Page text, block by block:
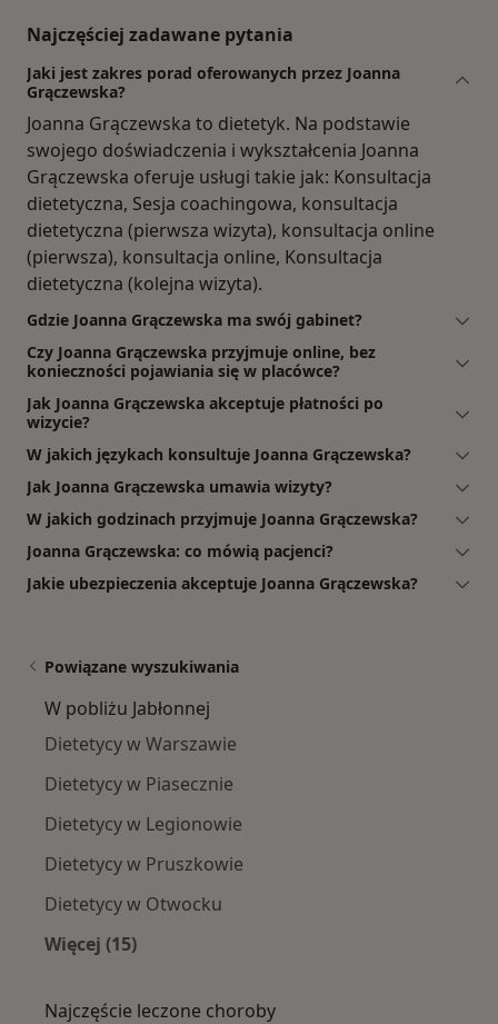
Najczęściej zadawane pytania
Jaki jest zakres porad oferowanych przez Joanna
Grączewska?
Joanna Grączewska to dietetyk. Na podstawie
swojego doświadczenia i wykształcenia Joanna
Grączewska oferuje usługi takie jak: Konsultacja
dietetyczna, Sesja coachingowa, konsultacja
dietetyczna (pierwsza wizyta), konsultacja online
(pierwsza), konsultacja online, Konsultacja
dietetyczna (kolejna wizyta).
Gdzie Joanna Grączewska ma swój gabinet?
Czy Joanna Grączewska przyjmuje online, bez
konieczności pojawiania się w placówce?
Jak Joanna Grączewska akceptuje płatności po
wizycie?
W jakich językach konsultuje Joanna Grączewska?
Jak Joanna Grączewska umawia wizyty?
W jakich godzinach przyjmuje Joanna Grączewska?
Joanna Grączewska: co mówią pacjenci?
Jakie ubezpieczenia akceptuje Joanna Grączewska?
Powiązane wyszukiwania
W pobliżu Jabłonnej
Dietetycy w Warszawie
Dietetycy w Piasecznie
Dietetycy w Legionowie
Dietetycy w Pruszkowie
Dietetycy w Otwocku
Więcej (15)
Najczęście leczone choroby